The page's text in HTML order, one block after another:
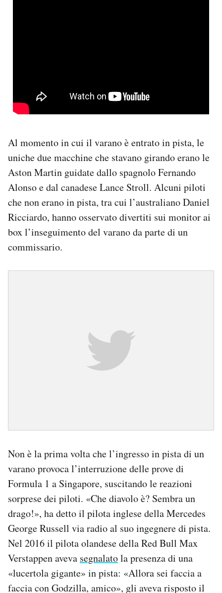
Al momento in cui il varano è entrato in pista, le
uniche due macchine che stavano girando erano le
Aston Martin guidate dallo spagnolo Fernando
Alonso e dal canadese Lance Stroll. Alcuni piloti
che non erano in pista, tra cui l’australiano Daniel
Ricciardo, hanno osservato divertiti sui monitor ai
box l’inseguimento del varano da parte di un
commissario.
Non è la prima volta che l’ingresso in pista di un
varano provoca l’interruzione delle prove di
Formula 1 a Singapore, suscitando le reazioni
sorprese dei piloti. «Che diavolo è? Sembra un
drago!», ha detto il pilota inglese della Mercedes
George Russell via radio al suo ingegnere di pista.
Nel 2016 il pilota olandese della Red Bull Max
Verstappen aveva segnalatola presenza di una
«lucertola gigante» in pista: «Allora sei faccia a
faccia con Godzilla, amico», gli aveva risposto il